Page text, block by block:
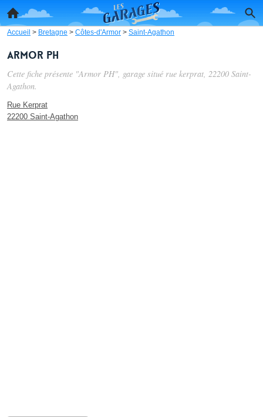
Accueil > Bretagne > Côtes-d'Armor > Saint-Agathon
Armor PH
Cette fiche présente "Armor PH", garage situé rue kerprat, 22200 Saint-
Agathon.
Rue Kerprat
22200 Saint-Agathon